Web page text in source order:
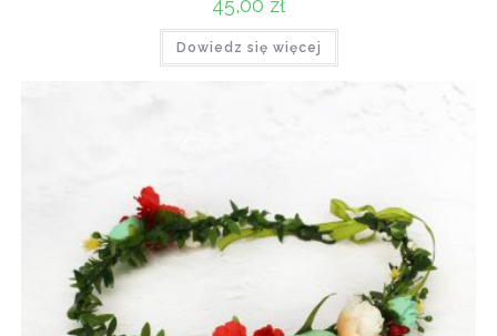
45,00 zł
Dowiedz się więcej